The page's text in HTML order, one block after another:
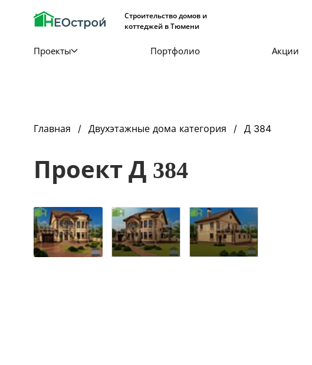
Строительство домов и
коттеджей в Тюмени
Проекты Портфолио Акции
Главная Двухэтажные дома категория Д 384
Проект Д 384